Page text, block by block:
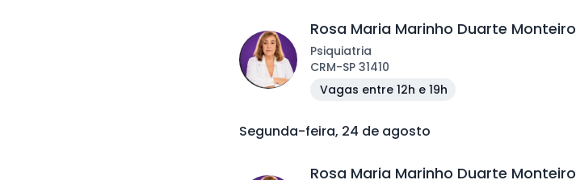
Rosa Maria Marinho Duarte Monteiro
Psiquiatria
CRM-SP 31410
Vagas entre 12h e 19h
Segunda-feira, 24 de agosto
Rosa Maria Marinho Duarte Monteiro